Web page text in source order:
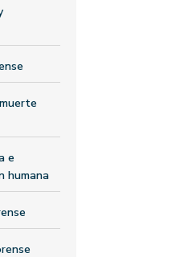
e
humana